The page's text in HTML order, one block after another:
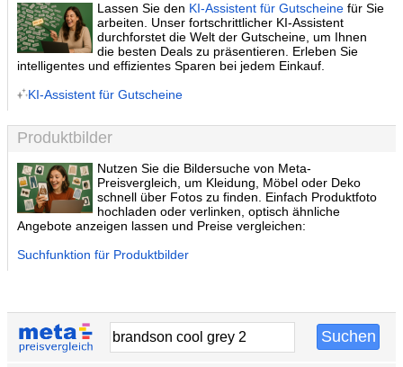
Lassen Sie den KI-Assistent für Gutscheine für Sie
arbeiten. Unser fortschrittlicher KI-Assistent
durchforstet die Welt der Gutscheine, um Ihnen
die besten Deals zu präsentieren. Erleben Sie
intelligentes und effizientes Sparen bei jedem Einkauf.
KI-Assistent für Gutscheine
Produktbilder
Nutzen Sie die Bildersuche von Meta-
Preisvergleich, um Kleidung, Möbel oder Deko
schnell über Fotos zu finden. Einfach Produktfoto
hochladen oder verlinken, optisch ähnliche
Angebote anzeigen lassen und Preise vergleichen:
Suchfunktion für Produktbilder